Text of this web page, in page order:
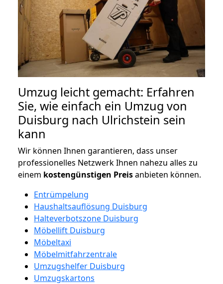
Umzug leicht gemacht: Erfahren
Sie, wie einfach ein Umzug von
Duisburg nach Ulrichstein sein
kann
Wir können Ihnen garantieren, dass unser
professionelles Netzwerk Ihnen nahezu alles zu
einem kostengünstigen Preisanbieten können.
Entrümpelung
Haushaltsauflösung Duisburg
Halteverbotszone Duisburg
Möbellift Duisburg
Möbeltaxi
Möbelmitfahrzentrale
Umzugshelfer Duisburg
Umzugskartons